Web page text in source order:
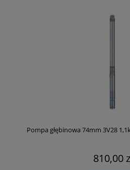
Pompa głębinowa 74mm 3V28
810,00